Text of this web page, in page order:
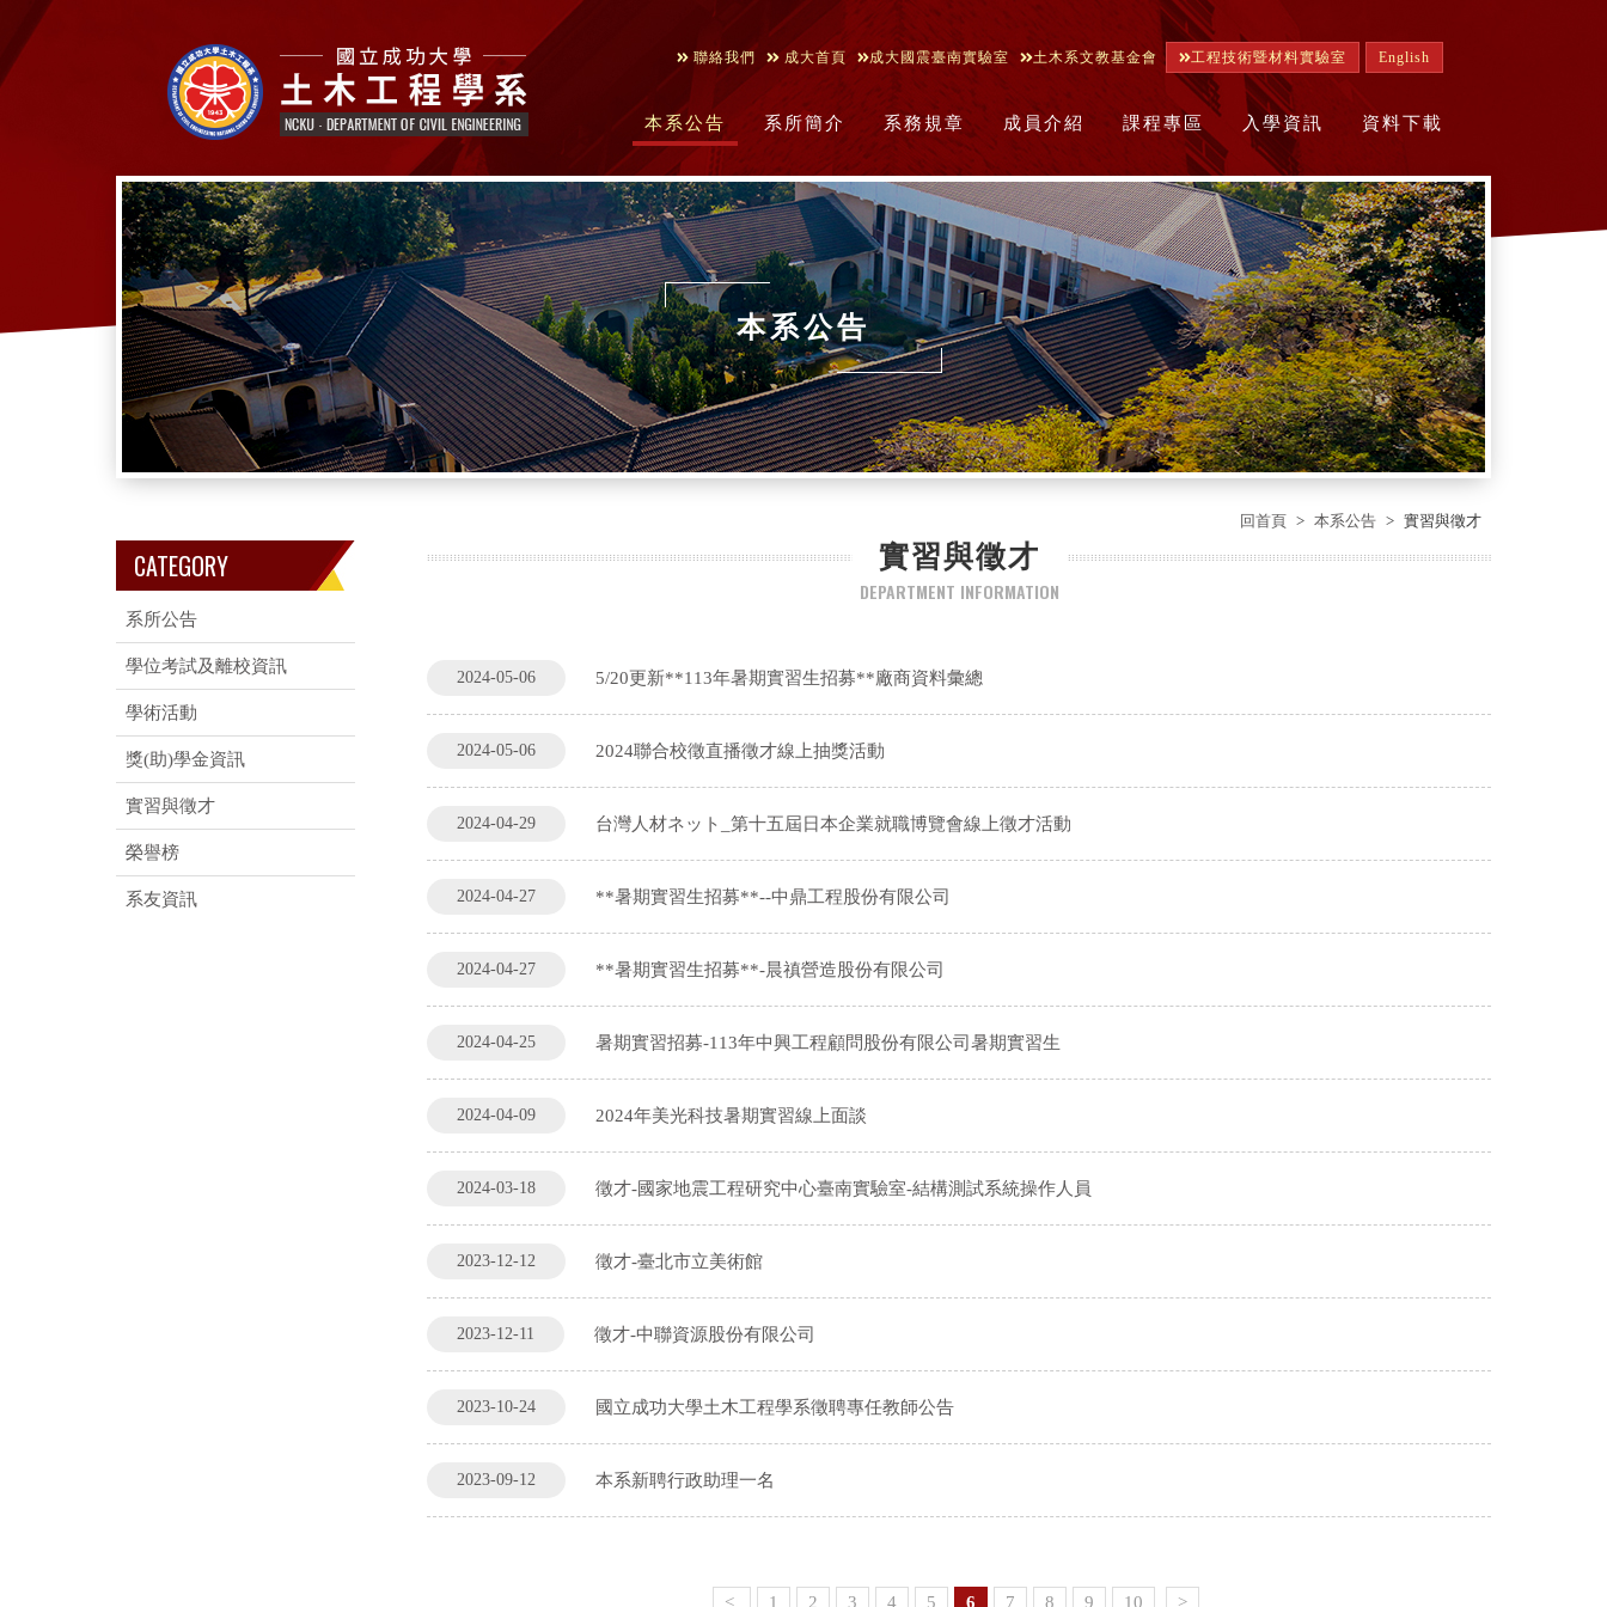
聯絡我們 成大首頁 成大國震臺南實驗室 土木系文教基金會 工程技術暨材料實驗室 English
本系公告 系所簡介 系務規章 成員介紹 課程專區 入學資訊 資料下載
本系公告
回首頁 本系公告 實習與徵才
CATEGORY
系所公告
學位考試及離校資訊
學術活動
獎(助)學金資訊
實習與徵才
榮譽榜
系友資訊
實習與徵才
DEPARTMENT INFORMATION
2024-05-06 5/20更新**113年暑期實習生招募**廠商資料彙總
2024-05-06 2024聯合校徵直播徵才線上抽獎活動
2024-04-29 台灣人材ネット_第十五屆日本企業就職博覽會線上徵才活動
2024-04-27 **暑期實習生招募**--中鼎工程股份有限公司
2024-04-27 **暑期實習生招募**-晨禛營造股份有限公司
2024-04-25 暑期實習招募-113年中興工程顧問股份有限公司暑期實習生
2024-04-09 2024年美光科技暑期實習線上面談
2024-03-18 徵才-國家地震工程研究中心臺南實驗室-結構測試系統操作人員
2023-12-12 徵才-臺北市立美術館
2023-12-11 徵才-中聯資源股份有限公司
2023-10-24 國立成功大學土木工程學系徵聘專任教師公告
2023-09-12 本系新聘行政助理一名
< 1 2 3 4 5 6 7 8 9 10 >